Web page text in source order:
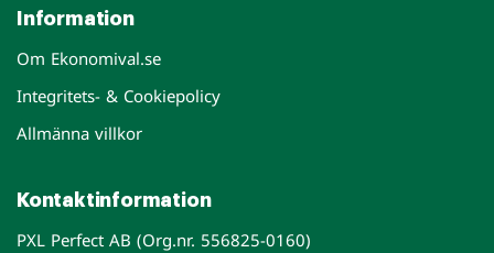
Information
Om Ekonomival.se
Integritets- & Cookiepolicy
Allmänna villkor
Kontaktinformation
PXL Perfect AB (Org.nr. 556825-0160)